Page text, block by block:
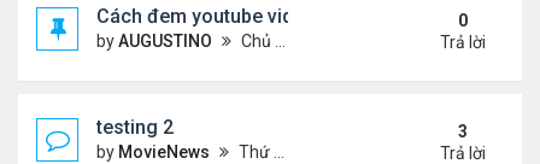
Cách đem youtube video vào diễn đàn
byAUGUSTINO Chủ nhật Tháng 10 11, 2020 8:50 pm
0
Trả lời
testing 2
by MovieNews Thứ 4 Tháng 10 14, 2020 10:16 pm
3
Trả lời